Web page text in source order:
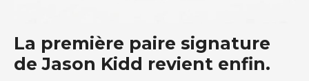
La première paire signature
de Jason Kidd revient enfin.